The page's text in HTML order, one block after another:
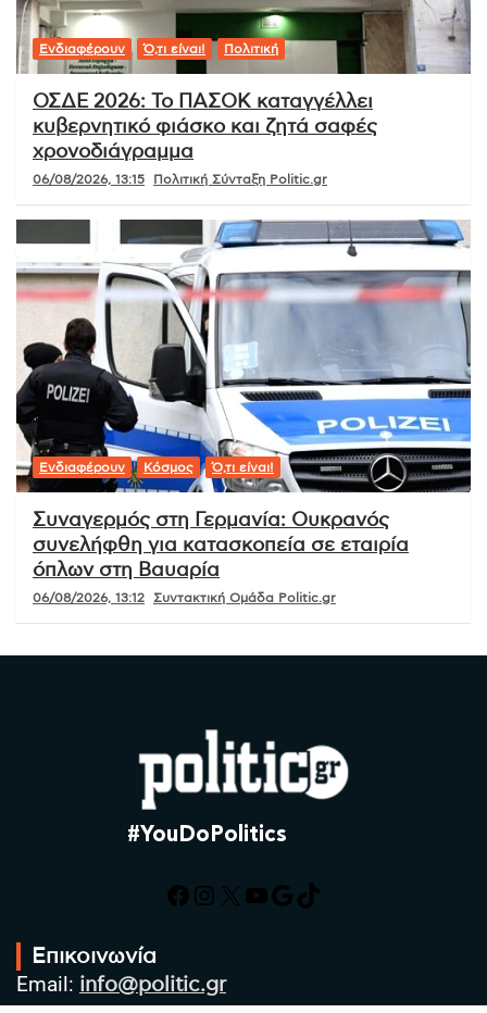
Ενδιαφέρουν Ό,τι είναι! Πολιτική
ΟΣΔΕ 2026: Το ΠΑΣΟΚ καταγγέλλει
κυβερνητικό φιάσκο και ζητά σαφές
χρονοδιάγραμμα
06/08/2026, 13:15 Πολιτική Σύνταξη Politic.gr
Ενδιαφέρουν Κόσμος Ό,τι είναι!
Συναγερμός στη Γερμανία: Ουκρανός
συνελήφθη για κατασκοπεία σε εταιρία
όπλων στη Βαυαρία
06/08/2026, 13:12 Συντακτική Ομάδα Politic.gr
#YouDoPolitics
Facebook
Instagram
X YouTube
Google
TikTok
Επικοινωνία
Email: info@politic.gr